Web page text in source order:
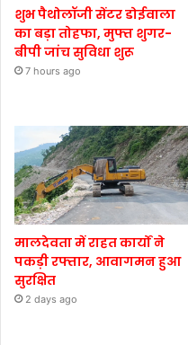
शुभ पैथोलॉजी सेंटर डोईवाला
का बड़ा तोहफा, मुफ्त शुगर-
बीपी जांच सुविधा शुरू
7 hours ago
मालदेवता में राहत कार्यों ने
पकड़ी रफ्तार, आवागमन हुआ
सुरक्षित
2 days ago